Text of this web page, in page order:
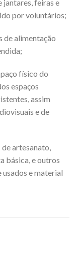
jantares, feiras e
por voluntários;
de alimentação
físico do
espaços
assim
e de
artesanato,
básica, e outros
usados e material